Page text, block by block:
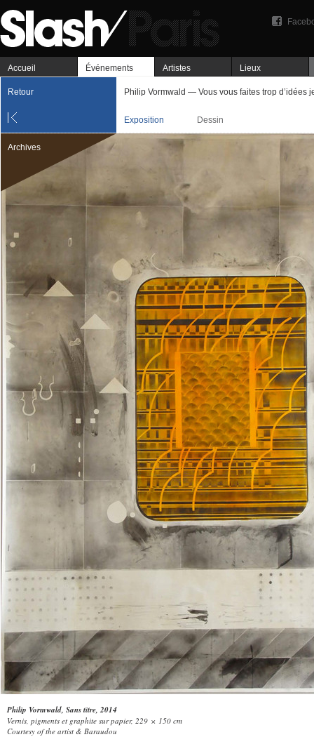
Accueil Événements Artistes Lieux
Retour Philip Vormwald — Vous vous faites trop d’idées
Exposition Dessin
Archives
Philip Vormwald, Sans titre, 2014
Vernis, pigments et graphite sur papier, 229 × 150 cm
Courtesy of the artist & Baraudou